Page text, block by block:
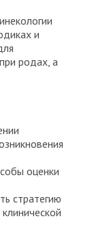
и
родах, а
оценки
стратегию